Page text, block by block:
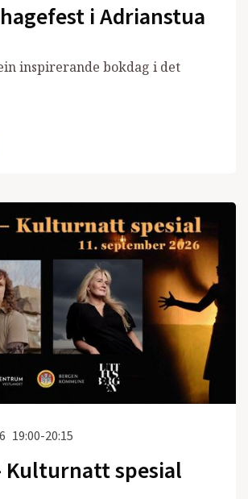
i Adrianstua
inspirerande bokdag i det
19:00-20:15
Kulturnatt spesial